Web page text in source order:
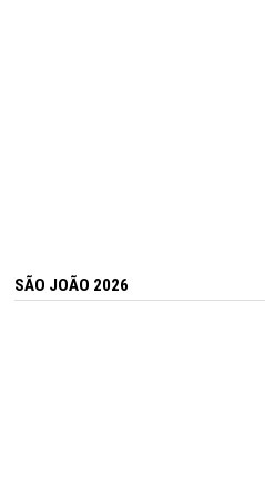
SÃO JOÃO 2026